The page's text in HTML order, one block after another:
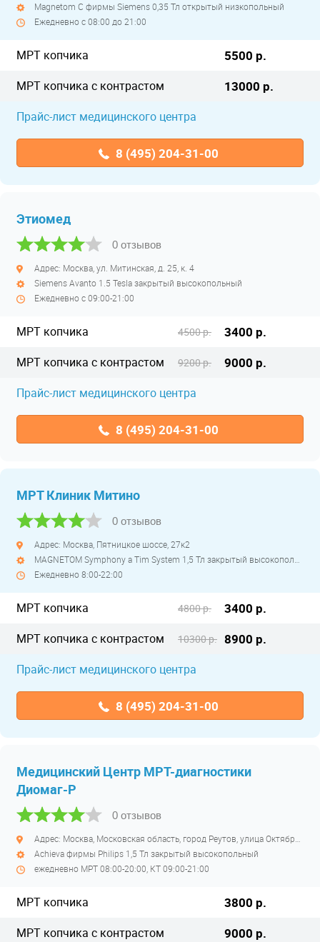
Magnetom C фирмы Siemens 0,35 Тл открытый низкопольный
Ежедневно с 08:00 до 21:00
МРТ копчика 5500 р.
МРТ копчика с контрастом 13000 р.
Прайс-лист медицинского центра
8 (495) 204-31-00
Этиомед
0 отзывов
Адрес: Москва, ул. Митинская, д. 25, к. 4
Siemens Avanto 1.5 Tesla закрытый высокопольный
Ежедневно с 09:00-21:00
МРТ копчика 4500 р. 3400 р.
МРТ копчика с контрастом 9200 р. 9000 р.
Прайс-лист медицинского центра
8 (495) 204-31-00
МРТ Клиник Митино
0 отзывов
Адрес: Москва, Пятницкое шоссе, 27к2
Ежедневно 8:00-22:00
МРТ копчика 4800 р. 3400 р.
МРТ копчика с контрастом 10300 р. 8900 р.
Прайс-лист медицинского центра
8 (495) 204-31-00
Медицинский Центр МРТ-диагностики
Диомаг-Р
0 отзывов
Achieva фирмы Philips 1,5 Тл закрытый высокопольный
ежедневно МРТ 08:00-20:00, КТ 09:00-21:00
МРТ копчика 3800 р.
МРТ копчика с контрастом 9000 р.